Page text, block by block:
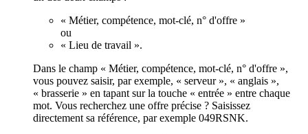
« Métier, compétence, mot-clé, n° d'offre »
ou
« Lieu de travail ».
Dans le champ « Métier, compétence, mot-clé, n° d'offre »,
vous pouvez saisir, par exemple, « serveur », « anglais »,
« brasserie » en tapant sur la touche « entrée » entre chaque
mot. Vous recherchez une offre précise ? Saisissez
directement sa référence, par exemple 049RSNK.